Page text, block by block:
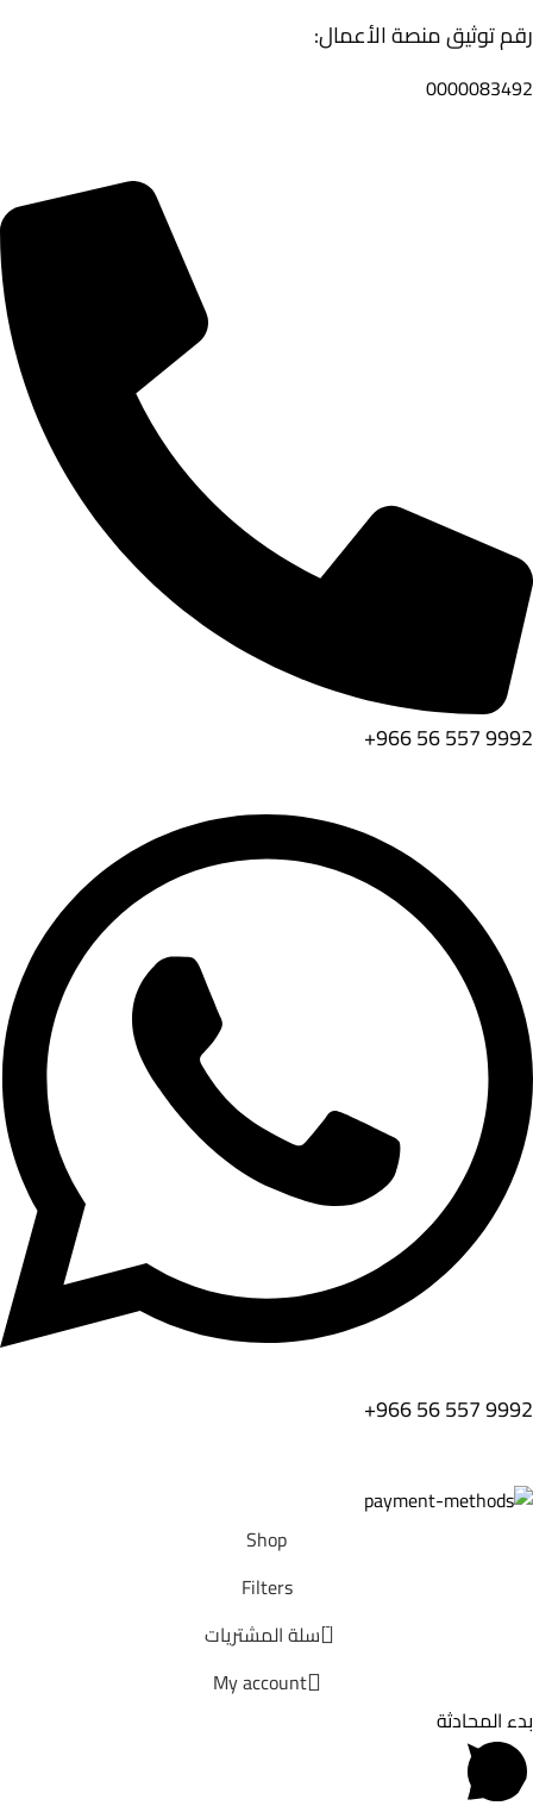
رقم توثيق منصة الأعمال:
0000083492
9992 557 56 966+
9992 557 56 966+
Shop
Filters
0 سلة المشتريات
My account
بدء المحادثة